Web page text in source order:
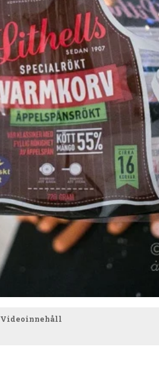
Videoinnehåll